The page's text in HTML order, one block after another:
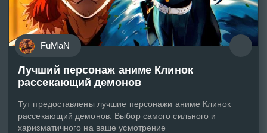
FuMaN
Лучший персонаж аниме Клинок
рассекающий демонов
Тут предоставлены лучшие персонажи аниме Клинок
рассекающий демонов. Выбор самого сильного и
харизматичного на ваше усмотрение